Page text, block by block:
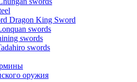
Dragon King Sword
swords
swords
swords
оружия